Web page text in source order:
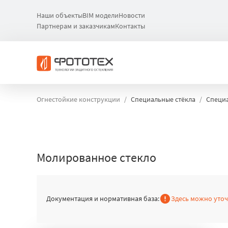
Наши объектыBIM моделиНовости
Партнерам и заказчикамКонтакты
Огнестойкие конструкции Специальные стёкла
Молированное стекло
Документация и нормативная база: Здесь можно